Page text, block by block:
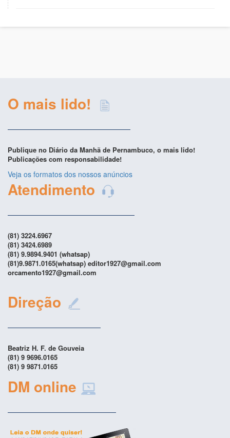
O mais lido!
Publique no Diário da Manhã de Pernambuco, o mais lido!
Publicações com responsabilidade!
Veja os formatos dos nossos anúncios
Atendimento
(81) 3224.6967
(81) 3424.6989
(81) 9.9894.9401 (whatsap)
(81)9.9871.0165(whatsap) editor1927@gmail.com
orcamento1927@gmail.com
Direção
Beatriz H. F. de Gouveia
(81) 9 9696.0165
(81) 9 9871.0165
DM online